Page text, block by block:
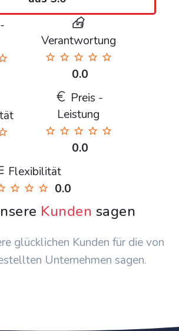
Verantwortung
0.0
Preis -
Leistung
0.0
Flexibilität
0.0
Kunden sagen
glücklichen Kunden für die von
Unternehmen sagen.